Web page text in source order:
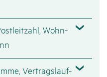
Wohn­
Vertrags­lauf­